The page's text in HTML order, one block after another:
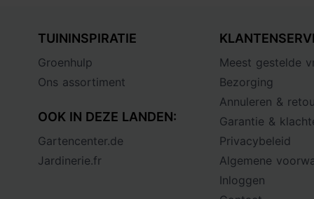
TUININSPIRATIE
Groenhulp
Ons assortiment
OOK IN DEZE LANDEN:
Gartencenter.de
Jardinerie.fr
Meest gestelde
Bezorging
Annuleren &
Garantie &
Privacybeleid
Algemene
Inloggen